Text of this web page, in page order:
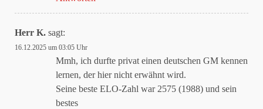
Herr K. sagt:
16.12.2025 um 03:05 Uhr
Mmh, ich durfte privat einen deutschen GM kennen
lernen, der hier nicht erwähnt wird.
Seine beste ELO-Zahl war 2575 (1988) und sein
bestes